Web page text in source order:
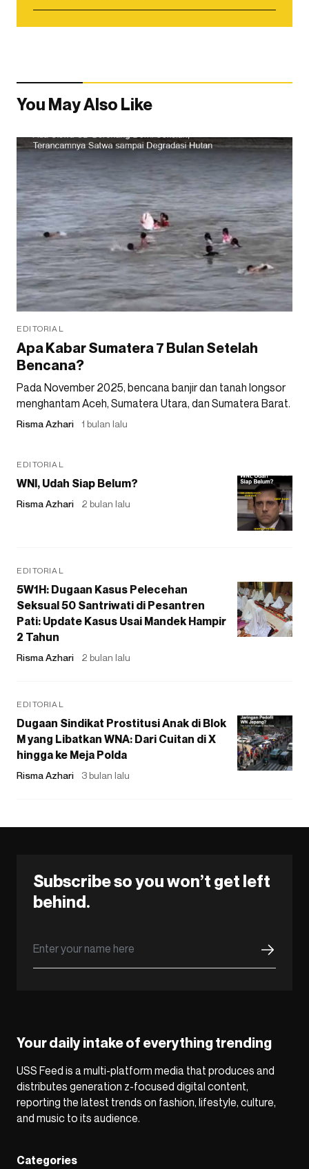
You May Also Like
EDITORIAL
Apa Kabar Sumatera 7 Bulan Setelah
Bencana?
Pada November 2025, bencana banjir dan tanah longsor
menghantam Aceh, Sumatera Utara, dan Sumatera Barat.
Risma Azhari 1 bulan lalu
EDITORIAL
WNI, Udah Siap Belum?
Risma Azhari 2 bulan lalu
EDITORIAL
5W1H: Dugaan Kasus Pelecehan
Seksual 50 Santriwati di Pesantren
Pati: Update Kasus Usai Mandek Hampir
2 Tahun
Risma Azhari 2 bulan lalu
EDITORIAL
Dugaan Sindikat Prostitusi Anak di Blok
M yang Libatkan WNA: Dari Cuitan di X
hingga ke Meja Polda
Risma Azhari 3 bulan lalu
Subscribe so you won’t get left
behind.
Your daily intake of everything trending
USS Feed is a multi-platform media that produces and
distributes generation z-focused digital content,
reporting the latest trends on fashion, lifestyle, culture,
and music to its audience.
Categories